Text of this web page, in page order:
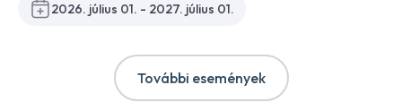
2026. július 01. - 2027. július 01.
További események